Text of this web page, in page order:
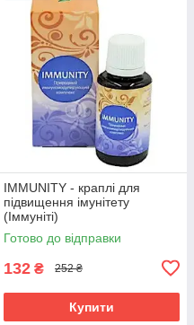
IMMUNITY - краплі для
підвищення імунітету
(Іммуніті)
Готово до відправки
132 ₴ 252 ₴
Купити